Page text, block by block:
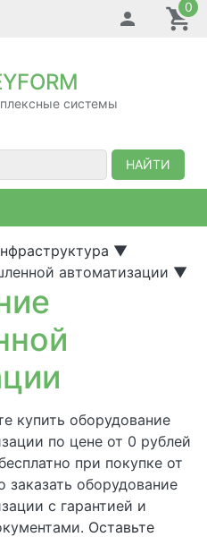
0
системы
НАЙТИ
▼
автоматизации ▼
купить оборудование
по цене от 0 рублей
при покупке от
оборудование
с гарантией и
Оставьте